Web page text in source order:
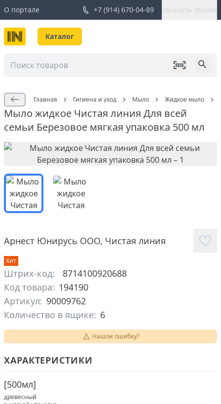
О портале +7 (914) 670-04-89 Заказать звонок
Каталог
Главная Гигиена и уход Мыло Жидкое мыло
Мыло жидкое Чистая линия Для всей
семьи Березовое мягкая упаковка 500 мл
Арнест Юнирусь ООО, Чистая линия
Хит
Штрих-код:
8714100920688
Код товара: 194190
Артикул: 90009762
Количество в ящике: 6
Нашли ошибку?
ХАРАКТЕРИСТИКИ
[500мл]
древесный